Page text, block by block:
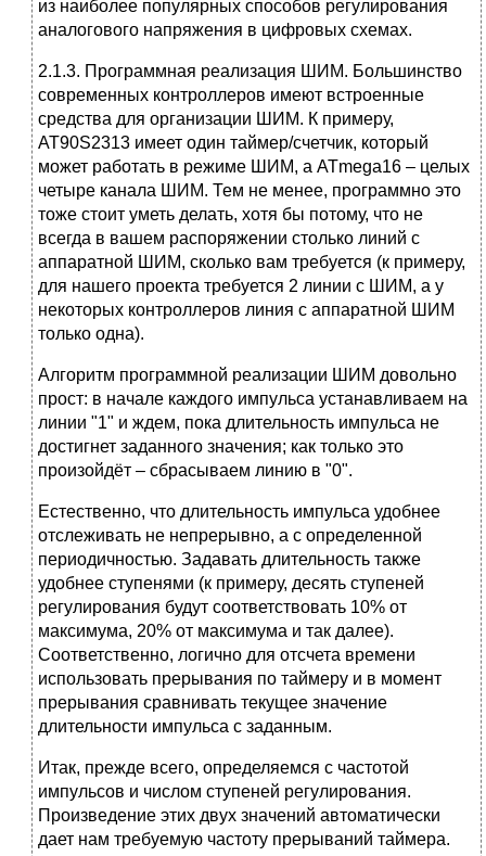
из наиболее популярных способов регулирования
аналогового напряжения в цифровых схемах.
2.1.3. Программная реализация ШИМ. Большинство
современных контроллеров имеют встроенные
средства для организации ШИМ. К примеру,
AT90S2313 имеет один таймер/счетчик, который
может работать в режиме ШИМ, а ATmega16 – целых
четыре канала ШИМ. Тем не менее, программно это
тоже стоит уметь делать, хотя бы потому, что не
всегда в вашем распоряжении столько линий с
аппаратной ШИМ, сколько вам требуется (к примеру,
для нашего проекта требуется 2 линии с ШИМ, а у
некоторых контроллеров линия с аппаратной ШИМ
только одна).
Алгоритм программной реализации ШИМ довольно
прост: в начале каждого импульса устанавливаем на
линии "1" и ждем, пока длительность импульса не
достигнет заданного значения; как только это
произойдёт – сбрасываем линию в "0".
Естественно, что длительность импульса удобнее
отслеживать не непрерывно, а с определенной
периодичностью. Задавать длительность также
удобнее ступенями (к примеру, десять ступеней
регулирования будут соответствовать 10% от
максимума, 20% от максимума и так далее).
Соответственно, логично для отсчета времени
использовать прерывания по таймеру и в момент
прерывания сравнивать текущее значение
длительности импульса с заданным.
Итак, прежде всего, определяемся с частотой
импульсов и числом ступеней регулирования.
Произведение этих двух значений автоматически
дает нам требуемую частоту прерываний таймера.